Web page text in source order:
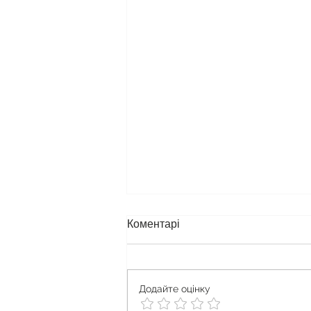
Коментарі
Додайте оцінку